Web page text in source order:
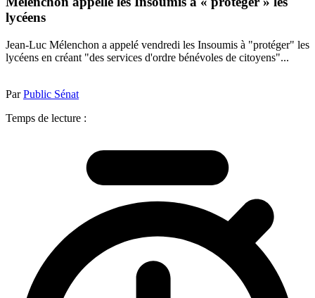
lycéens
Jean-Luc Mélenchon a appelé vendredi les Insoumis à "protéger" les
lycéens en créant "des services d'ordre bénévoles de citoyens"...
ParPublic Sénat
Temps de lecture :